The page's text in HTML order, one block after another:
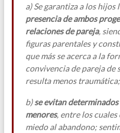
a) Se garantiza a los hijos
presencia de ambos
relaciones de pareja,
figuras parentales y
que más se acerca a la
convivencia de pareja de
resulta menos traumática;
b)se evitan
menores, entre los
miedo al abandono;